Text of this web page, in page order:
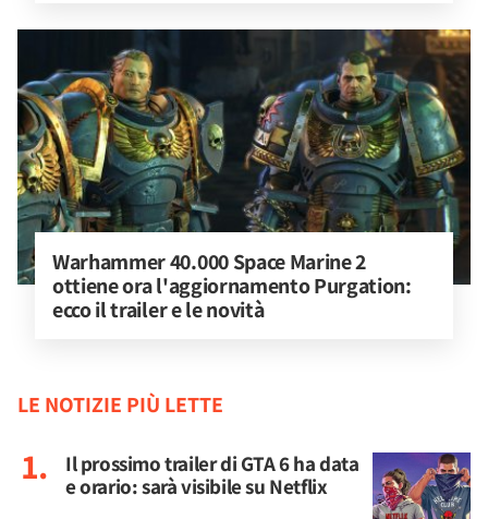
Warhammer 40.000 Space Marine 2
ottiene ora l'aggiornamento Purgation:
ecco il trailer e le novità
LE NOTIZIE PIÙ LETTE
Il prossimo trailer di GTA 6 ha data
e orario: sarà visibile su Netflix